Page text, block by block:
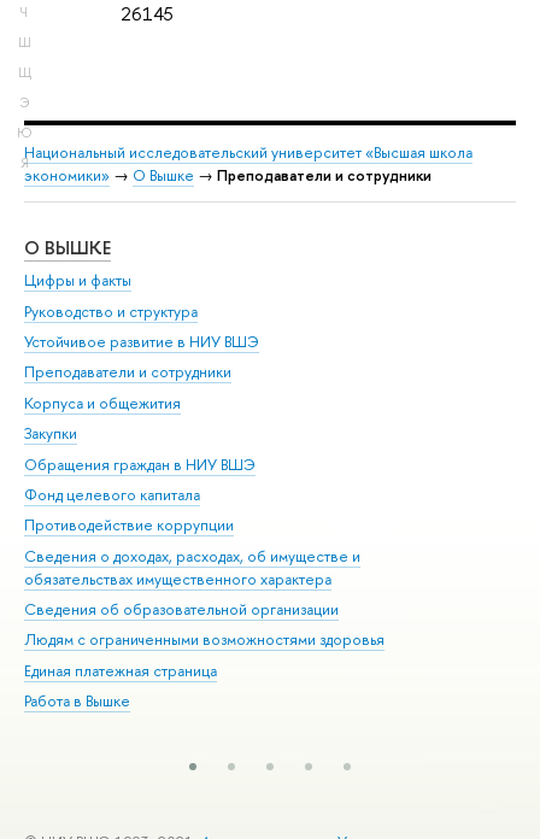
Ч
Ш
Щ
Э
Ю
Я
26145
Национальный исследовательский университет «Высшая школа
экономики» → О Вышке → Преподаватели и сотрудники
О ВЫШКЕ
Цифры и факты
Руководство и структура
Устойчивое развитие в НИУ ВШЭ
Преподаватели и сотрудники
Корпуса и общежития
Закупки
Обращения граждан в НИУ ВШЭ
Фонд целевого капитала
Противодействие коррупции
Сведения о доходах, расходах, об имуществе и
обязательствах имущественного характера
Сведения об образовательной организации
Людям с ограниченными возможностями здоровья
Единая платежная страница
Работа в Вышке